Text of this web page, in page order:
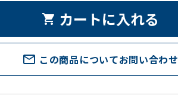
shopping_cart カートに入れる
mail_outline この商品についてお問い合わせ